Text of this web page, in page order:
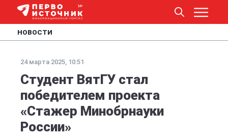
НОВОСТИ
24 марта 2025, 10:51
Студент ВятГУ стал
победителем проекта
«Стажер Минобрнауки
России»